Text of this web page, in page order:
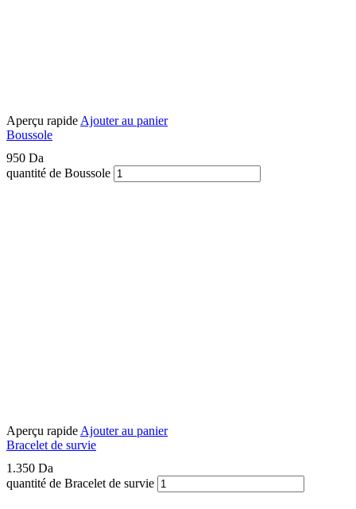
Aperçu rapide Ajouter au panier
Boussole
950 Da
quantité de Boussole
Aperçu rapide Ajouter au panier
Bracelet de survie
1.350 Da
quantité de Bracelet de survie